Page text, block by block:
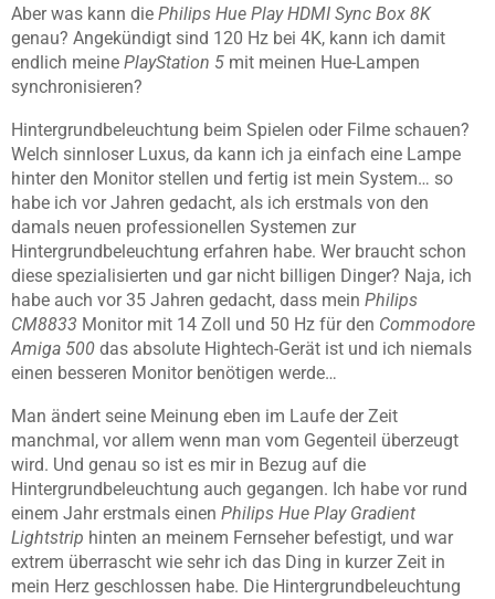
Aber was kann die Philips Hue Play HDMI Sync Box 8K
genau? Angekündigt sind 120 Hz bei 4K, kann ich damit
endlich meine PlayStation 5 mit meinen Hue-Lampen
synchronisieren?
Hintergrundbeleuchtung beim Spielen oder Filme schauen?
Welch sinnloser Luxus, da kann ich ja einfach eine Lampe
hinter den Monitor stellen und fertig ist mein System… so
habe ich vor Jahren gedacht, als ich erstmals von den
damals neuen professionellen Systemen zur
Hintergrundbeleuchtung erfahren habe. Wer braucht schon
diese spezialisierten und gar nicht billigen Dinger? Naja, ich
habe auch vor 35 Jahren gedacht, dass mein Philips
CM8833 Monitor mit 14 Zoll und 50 Hz für den Commodore
Amiga 500 das absolute Hightech-Gerät ist und ich niemals
einen besseren Monitor benötigen werde…
Man ändert seine Meinung eben im Laufe der Zeit
manchmal, vor allem wenn man vom Gegenteil überzeugt
wird. Und genau so ist es mir in Bezug auf die
Hintergrundbeleuchtung auch gegangen. Ich habe vor rund
einem Jahr erstmals einen Philips Hue Play Gradient
Lightstrip hinten an meinem Fernseher befestigt, und war
extrem überrascht wie sehr ich das Ding in kurzer Zeit in
mein Herz geschlossen habe. Die Hintergrundbeleuchtung